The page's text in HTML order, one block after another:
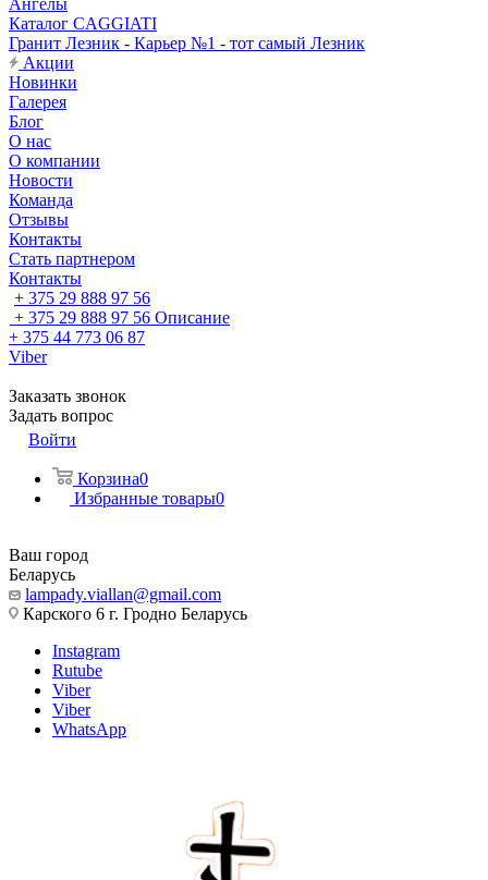
Ангелы
Каталог CAGGIATI
Гранит Лезник - Карьер №1 - тот самый Лезник
Акции
Новинки
Галерея
Блог
О нас
О компании
Новости
Команда
Отзывы
Контакты
Стать партнером
Контакты
+ 375 29 888 97 56
+ 375 29 888 97 56 Описание
+ 375 44 773 06 87
Viber
Заказать звонок
Задать вопрос
Войти
Корзина0
Избранные товары0
Ваш город
Беларусь
lampady.viallan@gmail.com
Карского 6 г. Гродно Беларусь
Instagram
Rutube
Viber
Viber
WhatsApp